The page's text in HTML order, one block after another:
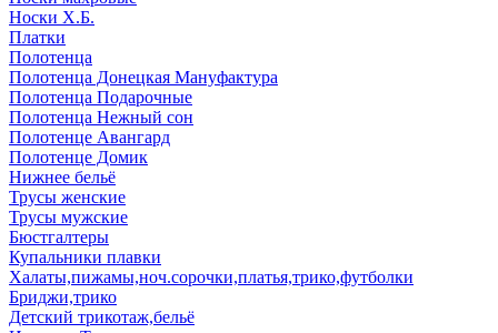
Носки Х.Б.
Платки
Полотенца
Полотенца Донецкая Мануфактура
Полотенца Подарочные
Полотенца Нежный сон
Полотенце Авангард
Полотенце Домик
Нижнее бельё
Трусы женские
Трусы мужские
Бюстгалтеры
Купальники плавки
Халаты,пижамы,ноч.сорочки,платья,трико,футболки
Бриджи,трико
Детский трикотаж,бельё